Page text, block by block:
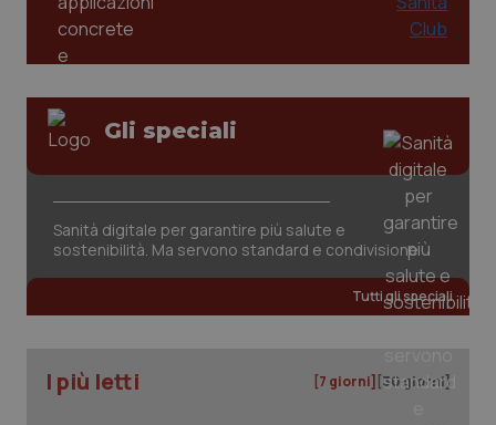
Gli speciali
Sanità digitale per garantire più salute e
sostenibilità. Ma servono standard e condivisione
Tutti gli speciali
I più letti [7 giorni] [30 giorni]